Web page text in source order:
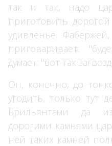
так и так, надо
приготовить
удивленье.
приговаривает:
думает: "вот так
Он, конечно, до
угодить, только тут
Брильянтами да
дорогими камнями
ней таких камней